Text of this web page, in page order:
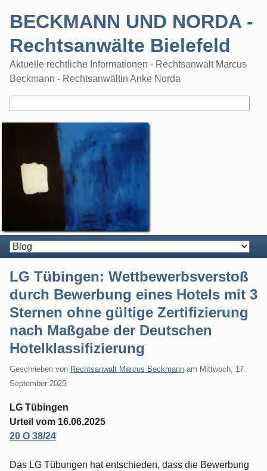
BECKMANN UND NORDA -
Rechtsanwälte Bielefeld
Aktuelle rechtliche Informationen - Rechtsanwalt Marcus
Beckmann - Rechtsanwältin Anke Norda
LG Tübingen: Wettbewerbsverstoß
durch Bewerbung eines Hotels mit 3
Sternen ohne gültige Zertifizierung
nach Maßgabe der Deutschen
Hotelklassifizierung
Geschrieben von Rechtsanwalt Marcus Beckmann am Mittwoch, 17.
September 2025
LG Tübingen
Urteil vom 16.06.2025
20 O 38/24
Das LG Tübungen hat entschieden, dass die Bewerbung